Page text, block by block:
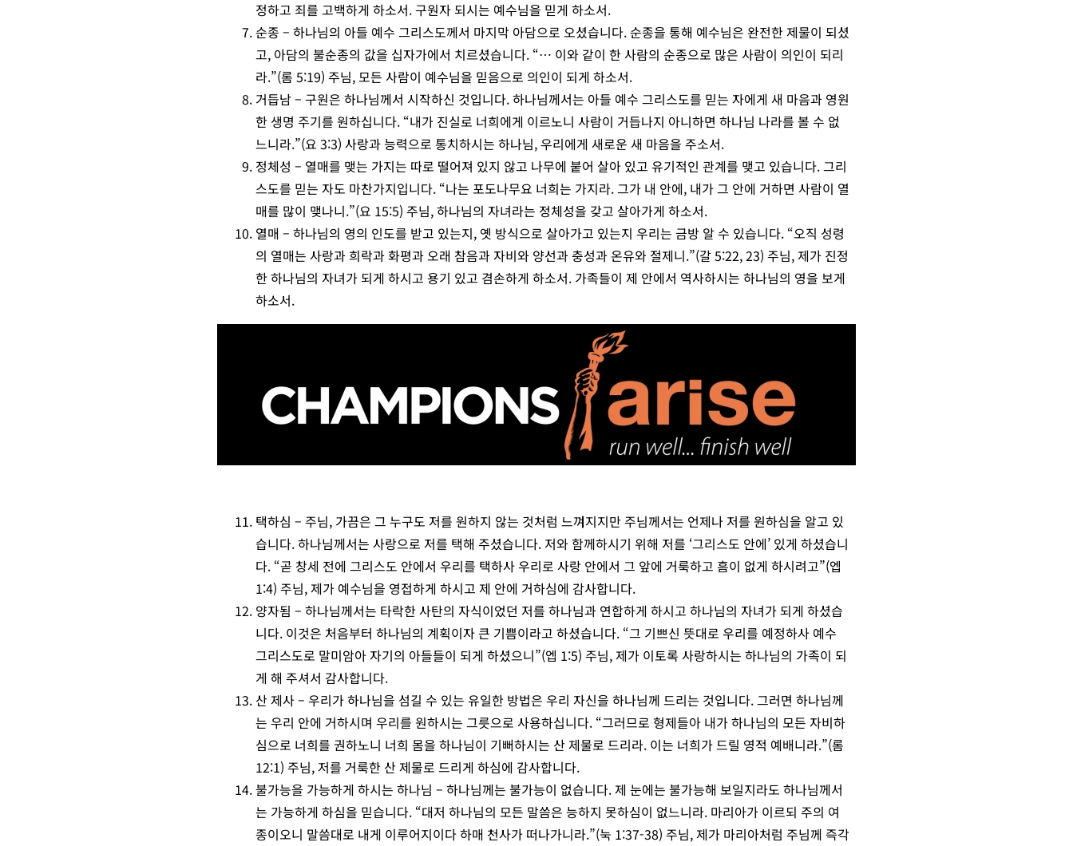
정하고 죄를 고백하게 하소서. 구원자 되시는 예수님을 믿게 하소서.
순종 – 하나님의 아들 예수 그리스도께서 마지막 아담으로 오셨습니다. 순종을 통해 예수님은 완전한 제물이 되셨
고, 아담의 불순종의 값을 십자가에서 치르셨습니다. “… 이와 같이 한 사람의 순종으로 많은 사람이 의인이 되리
라.”(롬 5:19) 주님, 모든 사람이 예수님을 믿음으로 의인이 되게 하소서.
거듭남 – 구원은 하나님께서 시작하신 것입니다. 하나님께서는 아들 예수 그리스도를 믿는 자에게 새 마음과 영원
한 생명 주기를 원하십니다. “내가 진실로 너희에게 이르노니 사람이 거듭나지 아니하면 하나님 나라를 볼 수 없
느니라.”(요 3:3) 사랑과 능력으로 통치하시는 하나님, 우리에게 새로운 새 마음을 주소서.
정체성 – 열매를 맺는 가지는 따로 떨어져 있지 않고 나무에 붙어 살아 있고 유기적인 관계를 맺고 있습니다. 그리
스도를 믿는 자도 마찬가지입니다. “나는 포도나무요 너희는 가지라. 그가 내 안에, 내가 그 안에 거하면 사람이 열
매를 많이 맺나니.”(요 15:5) 주님, 하나님의 자녀라는 정체성을 갖고 살아가게 하소서.
열매 – 하나님의 영의 인도를 받고 있는지, 옛 방식으로 살아가고 있는지 우리는 금방 알 수 있습니다. “오직 성령
의 열매는 사랑과 희락과 화평과 오래 참음과 자비와 양선과 충성과 온유와 절제니.”(갈 5:22, 23) 주님, 제가 진정
한 하나님의 자녀가 되게 하시고 용기 있고 겸손하게 하소서. 가족들이 제 안에서 역사하시는 하나님의 영을 보게
하소서.
택하심 – 주님, 가끔은 그 누구도 저를 원하지 않는 것처럼 느껴지지만 주님께서는 언제나 저를 원하심을 알고 있
습니다.하나님께서는 사랑으로 저를 택해 주셨습니다. 저와 함께하시기 위해 저를 ‘그리스도 안에’ 있게 하셨습니
다. “곧 창세 전에 그리스도 안에서 우리를 택하사 우리로 사랑 안에서 그 앞에 거룩하고 흠이 없게 하시려고”(엡
1:4) 주님, 제가 예수님을 영접하게 하시고 제 안에 거하심에 감사합니다.
양자됨 – 하나님께서는 타락한 사탄의 자식이었던 저를 하나님과 연합하게 하시고 하나님의 자녀가 되게 하셨습
니다. 이것은 처음부터 하나님의 계획이자 큰 기쁨이라고 하셨습니다. “그 기쁘신 뜻대로 우리를 예정하사 예수
그리스도로 말미암아 자기의 아들들이 되게 하셨으니”(엡 1:5) 주님, 제가 이토록 사랑하시는 하나님의 가족이 되
게 해 주셔서 감사합니다.
산 제사– 우리가 하나님을 섬길 수 있는 유일한 방법은 우리 자신을 하나님께 드리는 것입니다. 그러면 하나님께
는 우리 안에 거하시며 우리를 원하시는 그릇으로 사용하십니다. “그러므로 형제들아 내가 하나님의 모든 자비하
심으로 너희를 권하노니 너희 몸을 하나님이 기뻐하시는 산 제물로 드리라. 이는 너희가 드릴 영적 예배니라.”(롬
12:1) 주님, 저를 거룩한 산 제물로 드리게 하심에 감사합니다.
불가능을 가능하게 하시는 하나님 – 하나님께는 불가능이 없습니다. 제 눈에는 불가능해 보일지라도 하나님께서
는 가능하게 하심을 믿습니다. “대저 하나님의 모든 말씀은 능하지 못하심이 없느니라. 마리아가 이르되 주의 여
종이오니 말씀대로 내게 이루어지이다 하매 천사가 떠나가니라.”(눅 1:37-38) 주님, 제가 마리아처럼 주님께 즉각